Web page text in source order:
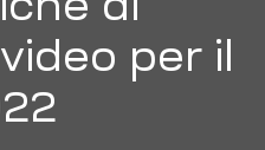
per il